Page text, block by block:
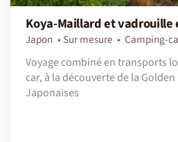
Koya-Maillard et vadrouille
Japon Sur mesure
Camping-
Voyage combiné en transports
car, à la découverte de la
Japonaises